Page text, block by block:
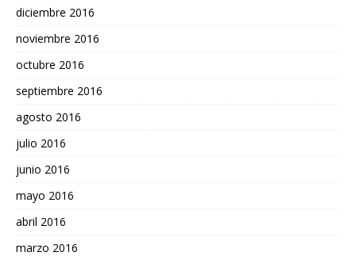
diciembre 2016
noviembre 2016
octubre 2016
septiembre 2016
agosto 2016
julio 2016
junio 2016
mayo 2016
abril 2016
marzo 2016